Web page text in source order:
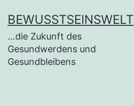
BEWUSSTSEINSWELT
…die Zukunft des
Gesundwerdens und
Gesundbleibens